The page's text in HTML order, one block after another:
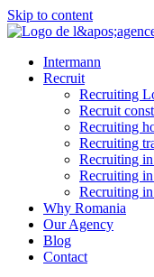
Skip to content
Intermann
Recruit
Recruiting
Recruit
Recruiting
Recruiting
Recruiting
Recruiting
Recruiting
Why Romania
Our Agency
Blog
Contact